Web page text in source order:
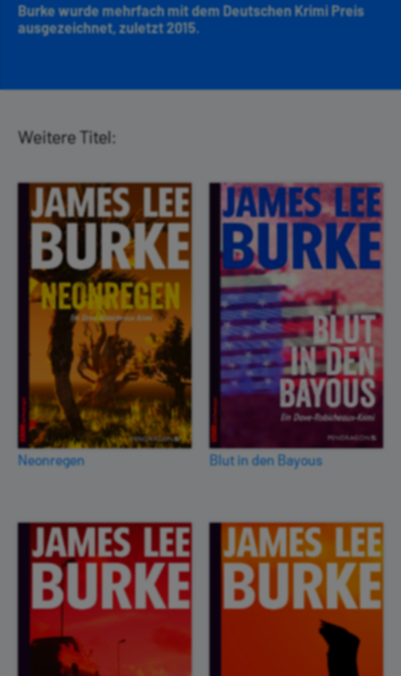
Burke wurde mehrfach mit dem Deutschen Krimi Preis
ausgezeichnet, zuletzt 2015.
Weitere Titel:
Neonregen Blut in den Bayous